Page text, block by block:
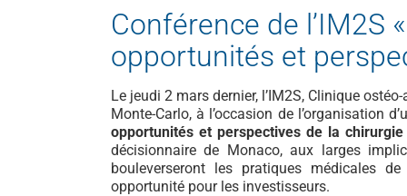
Conférence de l’IM2S
opportunités et
Le jeudi 2 mars dernier, l’IM2S, Clinique
Monte-Carlo, à l’occasion de l’organisation
opportunités et perspectives de la
décisionnaire de Monaco, aux larges
bouleverseront les pratiques médicales
opportunité pour les investisseurs.